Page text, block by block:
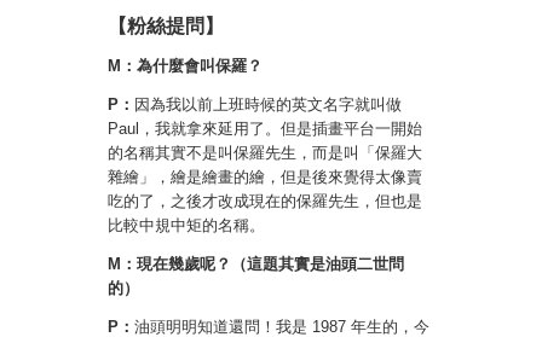
【粉絲提問】
M：為什麼會叫保羅？
P： 因為我以前上班時候的英文名字就叫做
Paul，我就拿來延用了。但是插畫平台一開始
的名稱其實不是叫保羅先生，而是叫「保羅大
雜繪」，繪是繪畫的繪，但是後來覺得太像賣
吃的了，之後才改成現在的保羅先生，但也是
比較中規中矩的名稱。
M：現在幾歲呢？（這題其實是油頭二世問
的）
P： 油頭明明知道還問！我是 1987 年生的，今